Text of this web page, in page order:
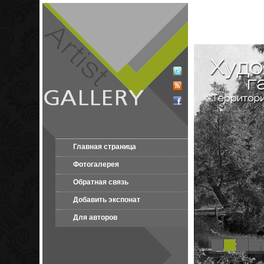
Главная страница
Фотогалерея
Обратная связь
Добавить экспонат
Для авторов